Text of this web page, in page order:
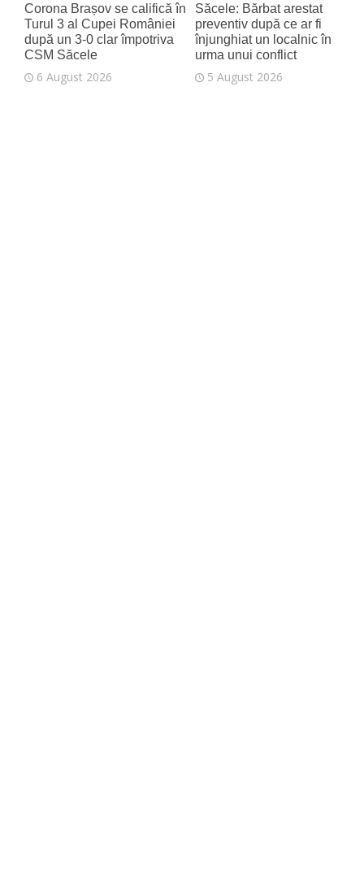
Corona Brașov se califică în
Turul 3 al Cupei României
după un 3-0 clar împotriva
CSM Săcele
6 August 2026
Săcele: Bărbat arestat
preventiv după ce ar fi
înjunghiat un localnic în
urma unui conflict
5 August 2026